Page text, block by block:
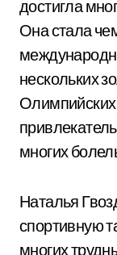
достигла
Она стала
нескольких
Олимпийских
многих
Наталья
спортивную
многих